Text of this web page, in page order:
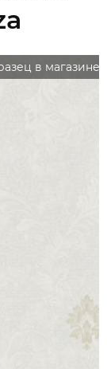
в магазине